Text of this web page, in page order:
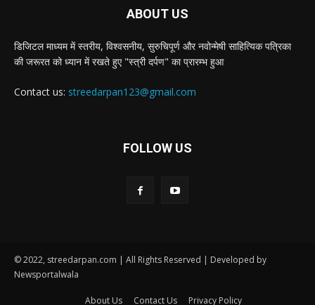
ABOUT US
डिजिटल माध्यम में स्तरीय, विश्वसनीय, सुरुचिपूर्ण और नवोन्मेषी साहित्यिक पत्रिका
की जरूरत को ध्यान में रखते हुए "स्त्री दर्पण" का प्रारम्भ हुआ
Contact us: streedarpan123@gmail.com
FOLLOW US
© 2022, streedarpan.com | All Rights Reserved | Developed by
Newsportalwala
About Us Contact Us Privacy Policy